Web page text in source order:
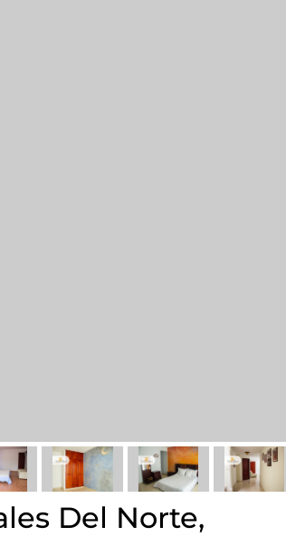
Del Norte,